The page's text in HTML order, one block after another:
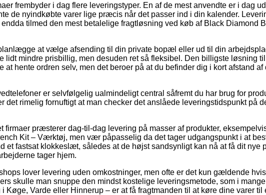
frembyder i dag flere leveringstyper. En af de mest anvendte er i dag
de nyindkøbte varer lige præcis når det passer ind i din kalender.
tilmed den mest betalelige fragtløsning ved køb af Black Diamond
at vælge afsending til din private bopæl eller ud til din
lidt mindre prisbillig, men desuden ret så fleksibel. Den billigste løsning
hente ordren selv, men det beroer på at du befinder dig i kort afstand af
er selvfølgelig ualmindeligt central såfremt du har brug for
det rimelig fornuftigt at man checker det anslåede leveringstidspunkt på
firmaer præsterer dag-til-dag levering på masser af produkter,
Kit – Værktøj, men vær påpasselig da det tager udgangspunkt i at
et fastsat klokkeslæt, således at de højst sandsynligt kan nå at få dit nye
tager hjem.
lover levering uden omkostninger, men ofte er det kun gældende
skulle man snuppe den mindst kostelige leveringsmetode, som i
Køge, Varde eller Hinnerup – er at få fragtmanden til at køre dine varer til